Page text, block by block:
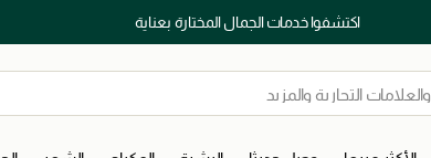
اكتشفوا خدمات الجمال المختارة بعناية